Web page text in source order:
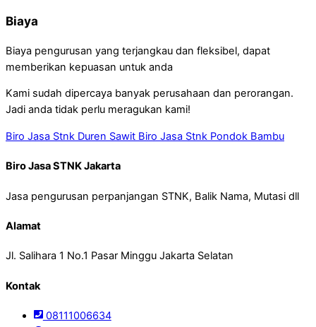
Biaya
Biaya pengurusan yang terjangkau dan fleksibel, dapat
memberikan kepuasan untuk anda
Kami sudah dipercaya banyak perusahaan dan perorangan.
Jadi anda tidak perlu meragukan kami!
Biro Jasa Stnk Duren Sawit Biro Jasa Stnk Pondok Bambu
Biro Jasa STNK Jakarta
Jasa pengurusan perpanjangan STNK, Balik Nama, Mutasi dll
Alamat
Jl. Salihara 1 No.1 Pasar Minggu Jakarta Selatan
Kontak
08111006634